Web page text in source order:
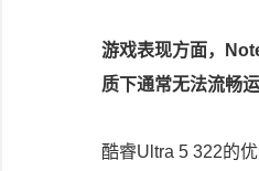
游戏表现方面，
质下通常无法流畅运
酷睿Ultra 5 322的